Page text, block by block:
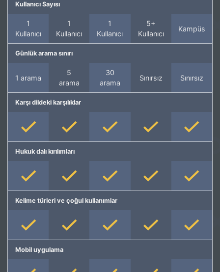
Kullanıcı Sayısı
1
Kullanıcı
1
Kullanıcı
1
Kullanıcı
5+
Kullanıcı
Kampüs
Günlük arama sınırı
1 arama
5
arama
30
arama
Sınırsız Sınırsız
Karşı dildeki karşılıklar
Hukuk dalı kırılımları
Kelime türleri ve çoğul kullanımlar
Mobil uygulama